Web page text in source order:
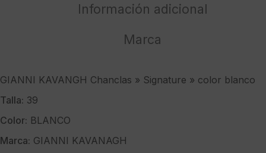
Información adicional
Marca
GIANNI KAVANGH Chanclas » Signature » color blanco
Talla: 39
Color: BLANCO
Marca: GIANNI KAVANAGH